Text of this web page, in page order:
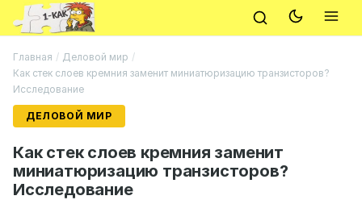
Главная / Деловой мир /
Как стек слоев кремния заменит миниатюризацию транзисторов?
Исследование
ДЕЛОВОЙ МИР
Как стек слоев кремния заменит
миниатюризацию транзисторов?
Исследование